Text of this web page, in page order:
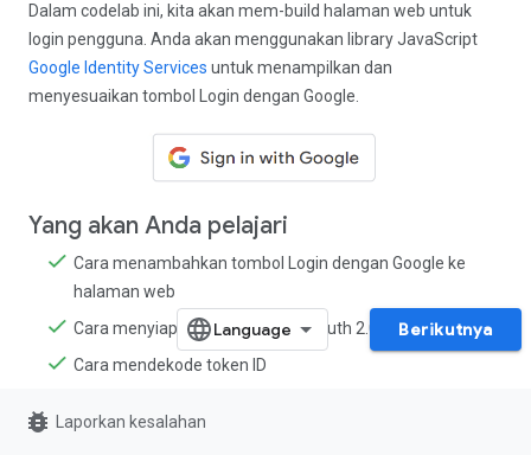
Dalam codelab ini, kita akan mem-build halaman web untuk
login pengguna. Anda akan menggunakan library JavaScript
Google Identity Services untuk menampilkan dan
menyesuaikan tombol Login dengan Google.
Yang akan Anda pelajari
Cara menambahkan tombol Login dengan Google ke
halaman web
Cara menyiapkan aplikasi web OAuth 2.0
Cara mendekode token ID
Berikutnya
bug_report Laporkan kesalahan